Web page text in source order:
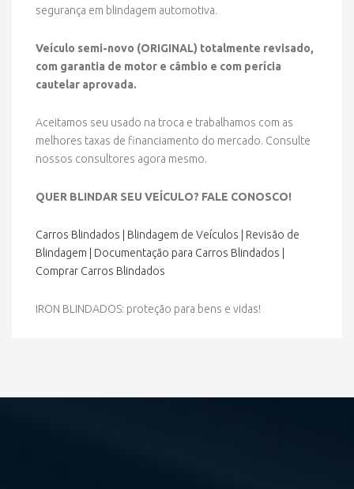
segurança em blindagem automotiva.
Veículo semi-novo (ORIGINAL) totalmente revisado,
com garantia de motor e câmbio e com perícia
cautelar aprovada.
Aceitamos seu usado na troca e trabalhamos com as
melhores taxas de financiamento do mercado. Consulte
nossos consultores agora mesmo.
QUER BLINDAR SEU VEÍCULO? FALE CONOSCO!
Carros Blindados Blindagem de Veículos
Revisão de
Blindagem
Documentação para Carros Blindados
Comprar Carros Blindados
IRON BLINDADOS: proteção para bens e vidas!